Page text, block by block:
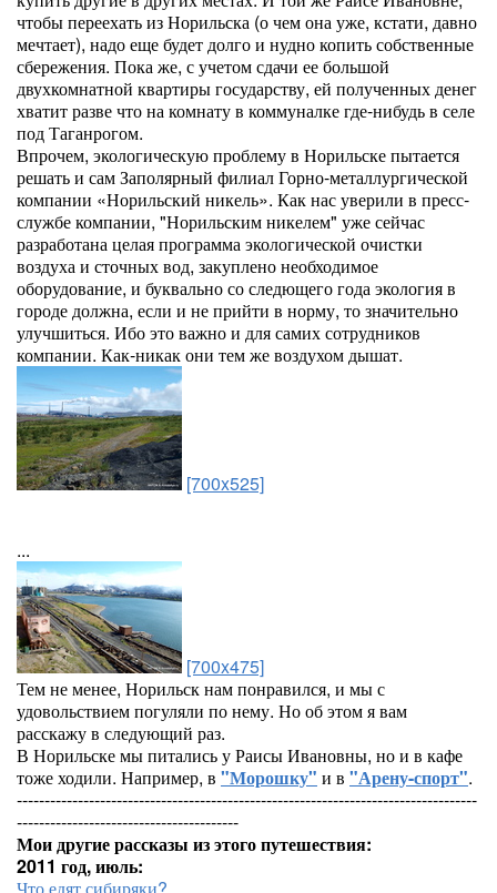
чтобы переехать из Норильска (о чем она уже, кстати, давно
мечтает), надо еще будет долго и нудно копить собственные
сбережения. Пока же, с учетом сдачи ее большой
двухкомнатной квартиры государству, ей полученных денег
хватит разве что на комнату в коммуналке где-нибудь в селе
под Таганрогом.
Впрочем, экологическую проблему в Норильске пытается
решать и сам Заполярный филиал Горно-металлургической
компании «Норильский никель». Как нас уверили в пресс-
службе компании, "Норильским никелем" уже сейчас
разработана целая программа экологической очистки
воздуха и сточных вод, закуплено необходимое
оборудование, и буквально со следющего года экология в
городе должна, если и не прийти в норму, то значительно
улучшиться. Ибо это важно и для самих сотрудников
компании. Как-никак они тем же воздухом дышат.
[700x525]
...
[700x475]
Тем не менее, Норильск нам понравился, и мы с
удовольствием погуляли по нему. Но об этом я вам
расскажу в следующий раз.
В Норильске мы питались у Раисы Ивановны, но и в кафе
тоже ходили. Например, в "Морошку" и в "Арену-спорт".
-----------------------------------------------------------------------------------
----------------------------------------
Мои другие рассказы из этого путешествия:
2011 год, июль: